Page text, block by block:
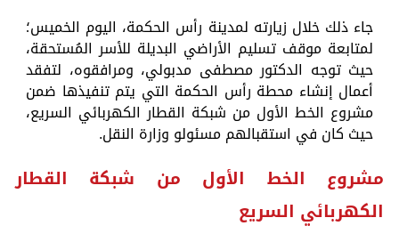
جاء ذلك خلال زيارته لمدينة رأس الحكمة، اليوم الخميس؛
لمتابعة موقف تسليم الأراضي البديلة للأسر المُستحقة،
حيث توجه الدكتور مصطفى مدبولي، ومرافقوه، لتفقد
أعمال إنشاء محطة رأس الحكمة التي يتم تنفيذها ضمن
مشروع الخط الأول من شبكة القطار الكهربائي السريع،
حيث كان في استقبالهم مسئولو وزارة النقل.
مشروع الخط الأول من شبكة القطار
الكهربائي السريع